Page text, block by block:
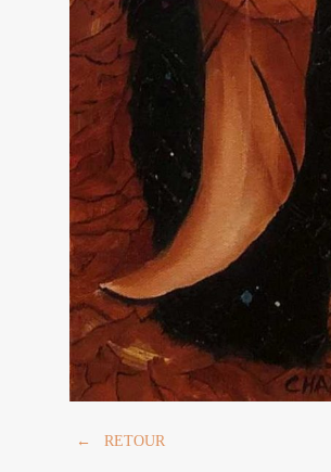
← RETOUR